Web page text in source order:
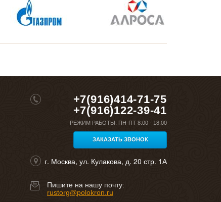
+7(916)414-71-75
+7(916)122-39-41
РЕЖИМ РАБОТЫ: ПН-ПТ 8:00 - 18.00
ЗАКАЗАТЬ ЗВОНОК
г. Москва, ул. Кулакова, д. 20 стр. 1А
Пишите на нашу почту:
rustorg@polokron.ru